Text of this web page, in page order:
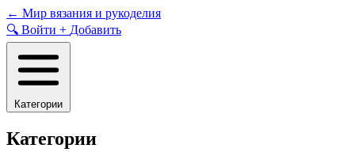
Skip
to
content
← Мир вязания и рукоделия
🔍 Войти + Добавить
Категории
Категории